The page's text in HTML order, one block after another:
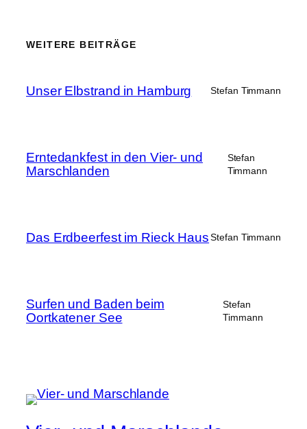
WEITERE BEITRÄGE
Unser Elbstrand in Hamburg Stefan Timmann
Erntedankfest in den Vier- und
Marschlanden
Stefan
Timmann
Das Erdbeerfest im Rieck Haus Stefan Timmann
Surfen und Baden beim
Oortkatener See
Stefan
Timmann